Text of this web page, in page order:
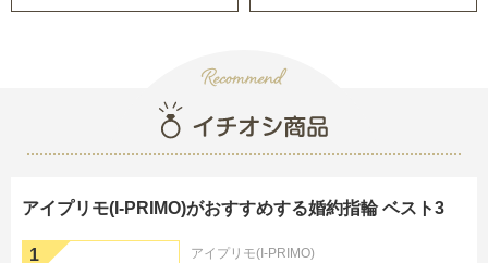
アイプリモ(I-PRIMO)がおすすめする婚約指輪 ベスト3
アイプリモ(I-PRIMO)